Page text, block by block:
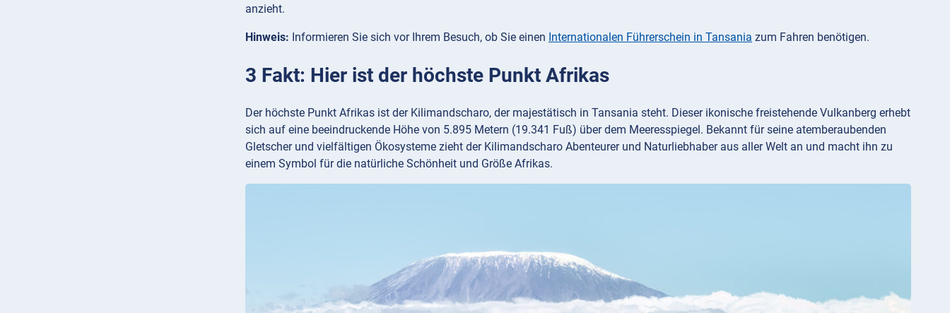
anzieht.
Hinweis: Informieren Sie sich vor Ihrem Besuch, ob Sie einen Internationalen Führerschein in Tansania zum Fahren benötigen.
3 Fakt: Hier ist der höchste Punkt Afrikas
Der höchste Punkt Afrikas ist der Kilimandscharo, der majestätisch in Tansania steht. Dieser ikonische freistehende Vulkanberg erhebt
sich auf eine beeindruckende Höhe von 5.895 Metern (19.341 Fuß) über dem Meeresspiegel. Bekannt für seine atemberaubenden
Gletscher und vielfältigen Ökosysteme zieht der Kilimandscharo Abenteurer und Naturliebhaber aus aller Welt an und macht ihn zu
einem Symbol für die natürliche Schönheit und Größe Afrikas.